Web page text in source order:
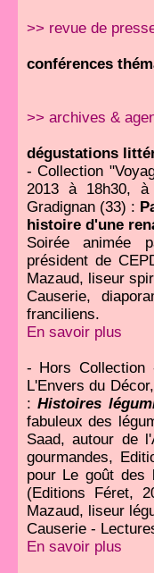
>> revue de
conférences
>> archives &
dégustations
- Collection
2013 à 18h30,
Gradignan (33) :
histoire d'une
Soirée animée
président de
Mazaud, liseur
Causerie,
franciliens.
En savoir plus
- Hors Collection
L'Envers du
: Histoires
fabuleux des
Saad, autour de
gourmandes,
pour Le goût des
(Editions Féret,
Mazaud, liseur
Causerie -
En savoir plus